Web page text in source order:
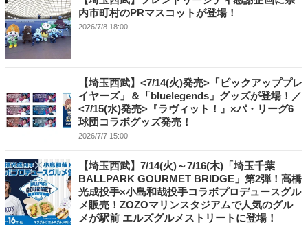
内市町村のPRマスコットが登場！
2026/7/8 18:00
【埼玉西武】<7/14(火)発売>「ピックアッププレ
イヤーズ」＆「bluelegends」グッズが登場！／
<7/15(水)発売>『ラヴィット！』×パ・リーグ6
球団コラボグッズ発売！
2026/7/7 15:00
【埼玉西武】7/14(火)～7/16(木)「埼玉千葉
BALLPARK GOURMET BRIDGE」第2弾！高橋
光成投手×小島和哉投手コラボプロデュースグル
メ販売！ZOZOマリンスタジアムで人気のグル
メが駅前 エルズグルメストリートに登場！